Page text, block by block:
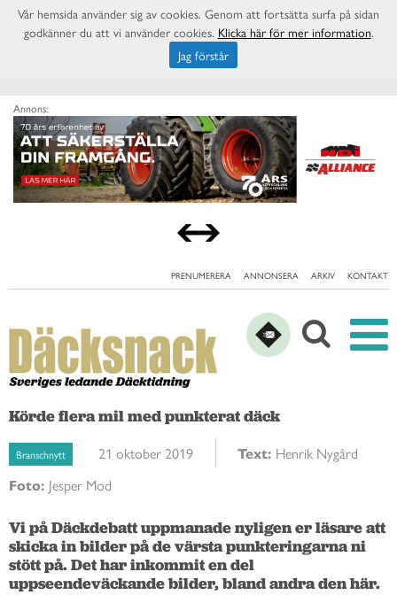
Annons:
PRENUMERERA ANNONSERA ARKIV KONTAKT
Körde flera mil med punkterat däck
Branschnytt 21 oktober 2019 Text: Henrik Nygård
Foto: Jesper Mod
Vi på Däckdebatt uppmanade nyligen er läsare att
skicka in bilder på de värsta punkteringarna ni
stött på. Det har inkommit en del
uppseendeväckande bilder, bland andra den här.
Vår hemsida använder sig av cookies. Genom att fortsätta surfa på sidan
godkänner du att vi använder cookies. Klicka här för mer information.
Jag förstår